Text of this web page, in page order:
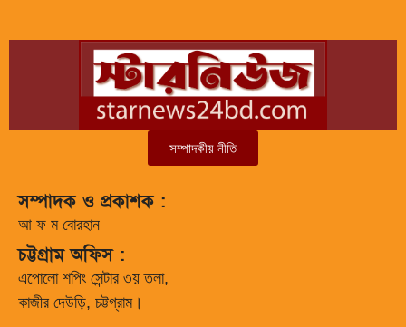
সম্পাদকীয় নীতি
সম্পাদক ও প্রকাশক :
আ ফ ম বোরহান
চট্টগ্রাম অফিস :
এপোলো শপিং সেন্টার ৩য় তলা,
কাজীর দেউড়ি, চট্টগ্রাম।